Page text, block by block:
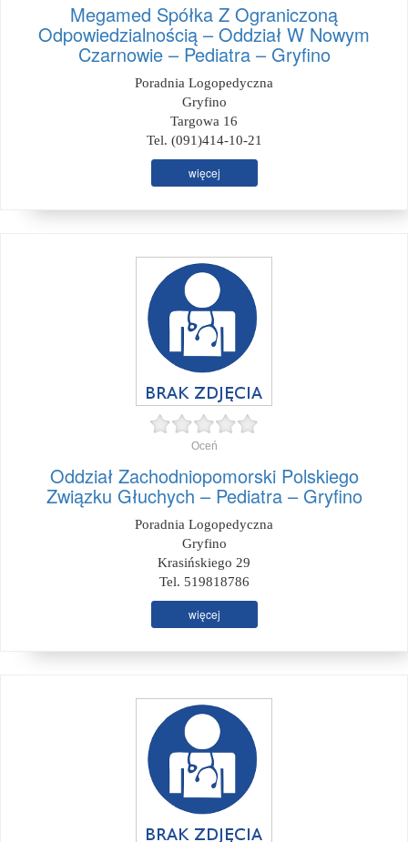
Megamed Spółka Z Ograniczoną
Odpowiedzialnością – Oddział W Nowym
Czarnowie – Pediatra – Gryfino
Poradnia Logopedyczna
Gryfino
Targowa 16
Tel. (091)414-10-21
więcej
Oceń
Oddział Zachodniopomorski Polskiego
Związku Głuchych – Pediatra – Gryfino
Poradnia Logopedyczna
Gryfino
Krasińskiego 29
Tel. 519818786
więcej